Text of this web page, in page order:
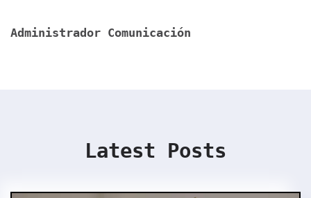
Administrador Comunicación
Latest Posts